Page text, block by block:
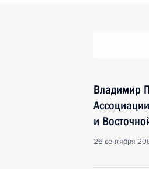
Владимир
и
26 сентября